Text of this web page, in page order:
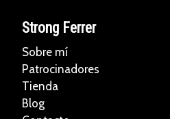
Strong Ferrer
Sobre mí
Patrocinadores
Tienda
Blog